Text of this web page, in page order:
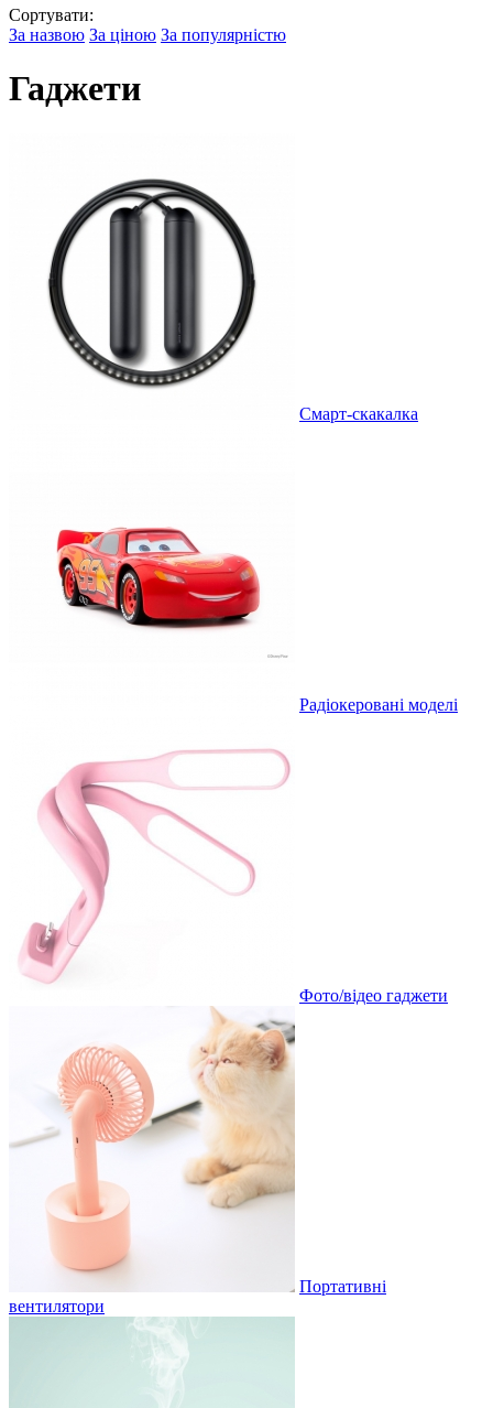
Сортувати:
За назвою За ціною За популярністю
Гаджети
Смарт-скакалка
Радіокеровані моделі
Фото/відео гаджети
Портативні
вентилятори